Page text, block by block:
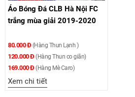
Áo Bóng Đá CLB Hà Nội FC
trắng mùa giải 2019-2020
80.000 Đ (Hàng Thun Lạnh )
120.000 Đ (Hàng Thun co giãn)
169.000 Đ (Hàng Mè Caro)
Xem chi tiết